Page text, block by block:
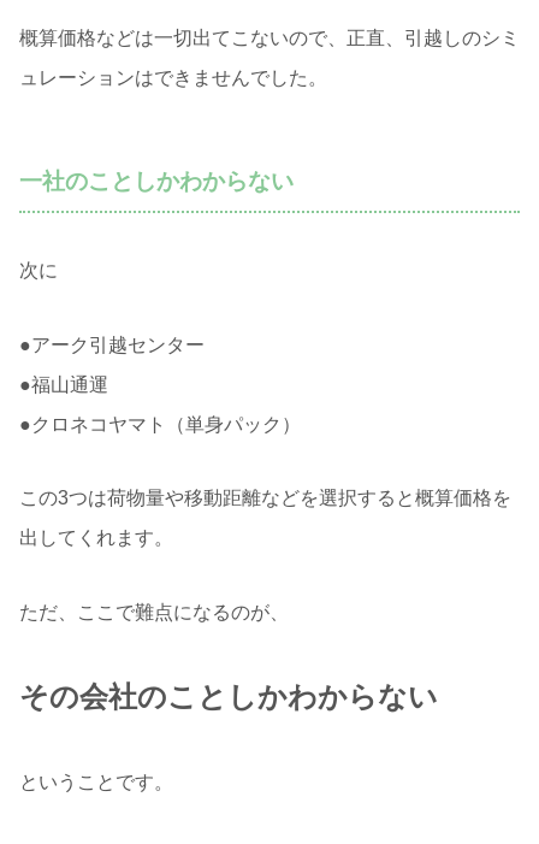
概算価格などは一切出てこないので、正直、引越しのシミ
ュレーションはできませんでした。
一社のことしかわからない
次に
●アーク引越センター
●福山通運
●クロネコヤマト（単身パック）
この3つは荷物量や移動距離などを選択すると概算価格を
出してくれます。
ただ、ここで難点になるのが、
その会社のことしかわからない
ということです。